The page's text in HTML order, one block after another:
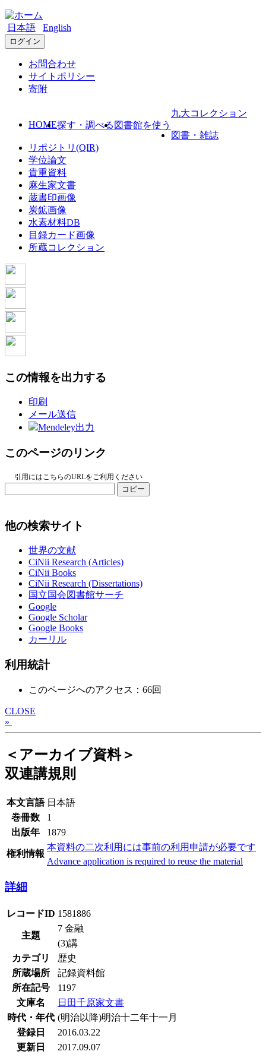
日本語 English
ログイン
お問合わせ
サイトポリシー
寄附
HOME探す・調べる 図書館を使う
九大コレクション
図書・雑誌
リポジトリ(QIR)
学位論文
貴重資料
麻生家文書
蔵書印画像
炭鉱画像
水素材料DB
目録カード画像
所蔵コレクション
この情報を出力する
印刷
メール送信
Mendeley出力
このページのリンク
引用にはこちらのURLをご利用ください
コピー
他の検索サイト
世界の文献
CiNii Research (Articles)
CiNii Books
CiNii Research (Dissertations)
国立国会図書館サーチ
Google
Google Scholar
Google Books
カーリル
利用統計
このページへのアクセス：66回
CLOSE
»
＜アーカイブ資料＞
双連講規則
本文言語 日本語
巻冊数
1
出版年
1879
権利情報
本資料の二次利用には事前の利用申請が必要です
Advance application is required to reuse the material
詳細
レコードID 1581886
主題
7 金融
(3)講
カテゴリ
歴史
所蔵場所
記録資料館
所在記号
1197
文庫名
日田千原家文書
時代・年代 (明治以降)明治十二年十一月
登録日
2016.03.22
更新日
2017.09.07